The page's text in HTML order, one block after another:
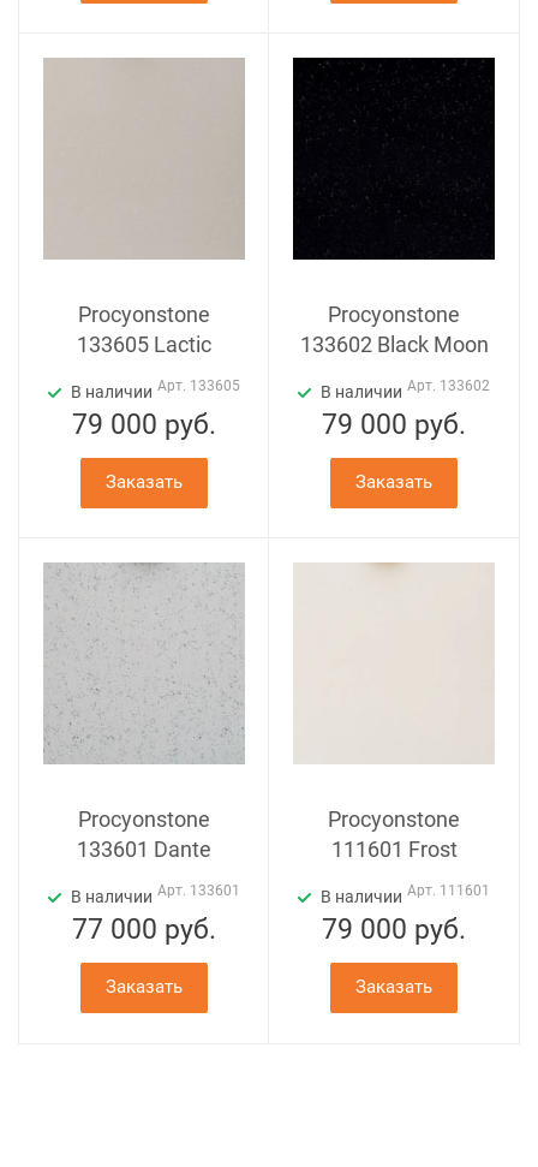
Procyonstone
133605 Lactic
В наличии Арт. 133605
79 000 руб.
Заказать
Procyonstone
133602 Black Moon
В наличии Арт. 133602
79 000 руб.
Заказать
Procyonstone
133601 Dante
В наличии Арт. 133601
77 000 руб.
Заказать
Procyonstone
111601 Frost
В наличии Арт. 111601
79 000 руб.
Заказать